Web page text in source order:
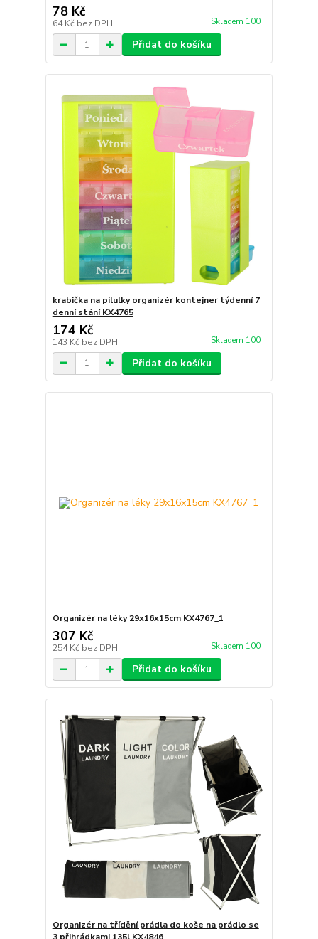
78 Kč
64 Kč bez DPH Skladem 100
Přidat do košíku
krabička na pilulky organizér kontejner týdenní 7
denní stání KX4765
174 Kč
143 Kč bez DPH Skladem 100
Přidat do košíku
Organizér na léky 29x16x15cm KX4767_1
307 Kč
254 Kč bez DPH Skladem 100
Přidat do košíku
Organizér na třídění prádla do koše na prádlo se
3 přihrádkami 135l KX4846